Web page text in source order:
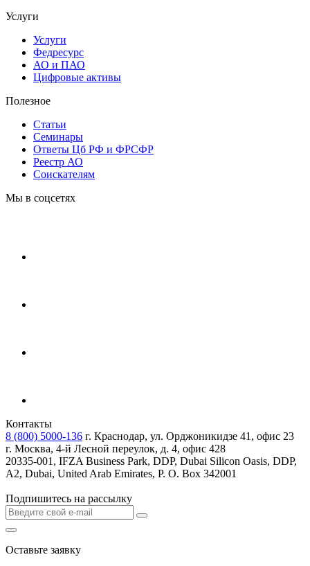
Услуги
Услуги
Федресурс
АО и ПАО
Цифровые активы
Полезное
Статьи
Cеминары
Ответы Цб РФ и ФРСФР
Реестр АО
Соискателям
Мы в соцсетях
Контакты
8 (800) 5000-136 г. Краснодар, ул. Орджоникидзе 41, офис 23
г. Москва, 4-й Лесной переулок, д. 4, офис 428
20335-001, IFZA Business Park, DDP, Dubai Silicon Oasis, DDP,
A2, Dubai, United Arab Emirates, P. O. Box 342001
Подпишитесь на рассылку
Оставьте заявку